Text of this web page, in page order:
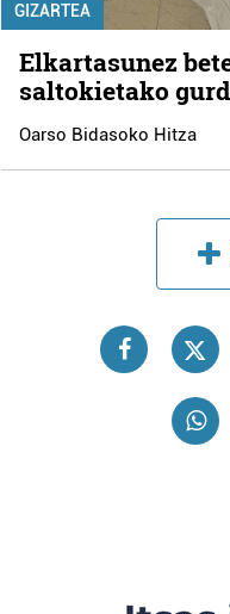
GIZARTEA
Elkartasunez
saltokietako
Oarso Bidasoko Hitza